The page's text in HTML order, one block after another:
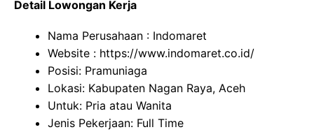
Detail Lowongan Kerja
Nama Perusahaan : Indomaret
Website : https://www.indomaret.co.id/
Posisi: Pramuniaga
Lokasi: Kabupaten Nagan Raya, Aceh
Untuk: Pria atau Wanita
Jenis Pekerjaan: Full Time